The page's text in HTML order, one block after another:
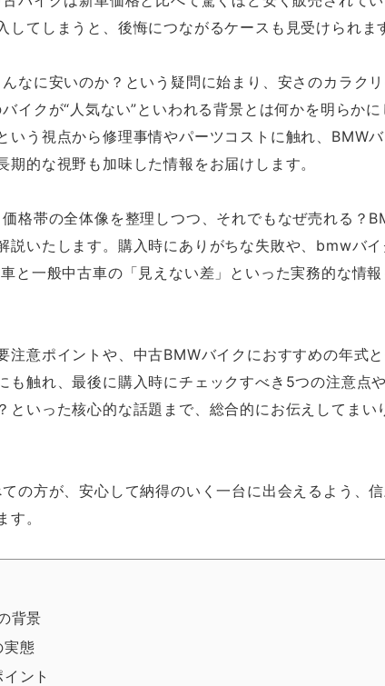
てしまうと、後悔につながるケースも見受けられま
なに安いのか？という疑問に始まり、安さのカラク
イクが“人気ない”といわれる背景とは何かを明らかに
いう視点から修理事情やパーツコストに触れ、BMWバ
的な視野も加味した情報をお届けします。
格帯の全体像を整理しつつ、それでもなぜ売れる？
説いたします。購入時にありがちな失敗や、bmwバイ
と一般中古車の「見えない差」といった実務的な情報
注意ポイントや、中古BMWバイクにおすすめの年式
も触れ、最後に購入時にチェックすべき5つの注意点
いった核心的な話題まで、総合的にお伝えしてまい
の方が、安心して納得のいく一台に出会えるよう、
。
背景
実態
ント